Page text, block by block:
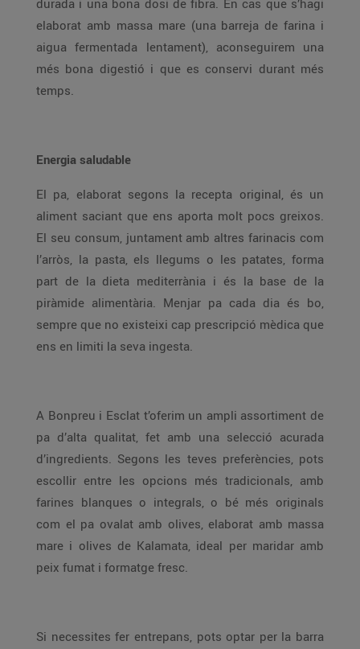
durada i una bona dosi de fibra. En cas que s’hagi
elaborat amb massa mare (una barreja de farina i
aigua fermentada lentament), aconseguirem una
més bona digestió i que es conservi durant més
temps.
Energia saludable
El pa, elaborat segons la recepta original, és un
aliment saciant que ens aporta molt pocs greixos.
El seu consum, juntament amb altres farinacis com
l’arròs, la pasta, els llegums o les patates, forma
part de la dieta mediterrània i és la base de la
piràmide alimentària. Menjar pa cada dia és bo,
sempre que no existeixi cap prescripció mèdica que
ens en limiti la seva ingesta.
A Bonpreu i Esclat t’oferim un ampli assortiment de
pa d’alta qualitat, fet amb una selecció acurada
d’ingredients. Segons les teves preferències, pots
escollir entre les opcions més tradicionals, amb
farines blanques o integrals, o bé més originals
com el pa ovalat amb olives, elaborat amb massa
mare i olives de Kalamata, ideal per maridar amb
peix fumat i formatge fresc.
Si necessites fer entrepans, pots optar per la barra